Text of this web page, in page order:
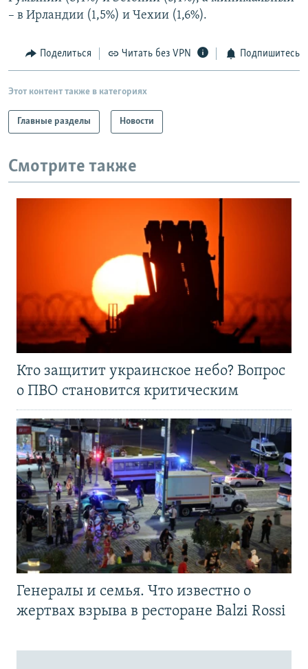
Все сайты РСЕ/РС
– в Ирландии (1,5%) и Чехии (1,6%).
Поделиться Читать без VPN Подпишитесь
Этот контент также в категориях
Главные разделы Новости
Смотрите также
Кто защитит украинское небо? Вопрос
о ПВО становится критическим
Генералы и семья. Что известно о
жертвах взрыва в ресторане Balzi Rossi